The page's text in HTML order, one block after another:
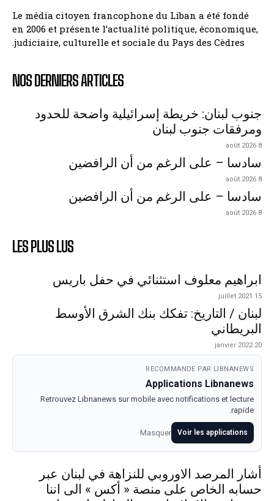
Le média citoyen francophone du Liban a été fondé
en 2006 et présente l’actualité politique, économique,
judiciaire, culturelle et sociale du Pays des Cèdres.
NOS DERNIERS ARTICLES
جنوب لبنان: خريطة إسرائيلية واضحة للحدود
ومرفقات جنوب لبنان
8 août 2026
سادسا – على الرغم من أن الرافضين
8 août 2026
سادسا – على الرغم من أن الرافضين
8 août 2026
LES PLUS LUS
ابراهيم معلوف استثنائي في حفل باريس
15 juillet 2021
لبنان / التاريخ: تفكك بنك الشرق الأوسط
البريطاني
20 janvier 2022
RECOMMANDE PAR LIBNANEWS
Applications Libnanews
Retrouvez Libnanews sur mobile avec notifications et lecture
rapide.
Voir les applications
Masquer
أشار المرصد الاوروبي للنزاهة في لبنان عبر
حسابه الخاص على منصة « أكس » الى اننا